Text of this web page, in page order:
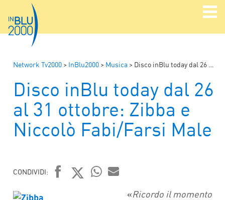
Network Tv2000 > InBlu2000 > Musica > Disco inBlu today dal 26 al 31 ottobre: Zibba e Niccolò Fabi/Farsi Male
Disco inBlu today dal 26
al 31 ottobre: Zibba e
Niccolò Fabi/Farsi Male
CONDIVIDI:
WHATSAPP
MAIL«Ricordo il momento